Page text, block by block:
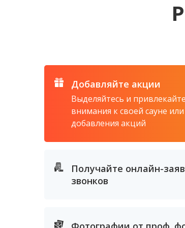
Добавляйте акции
Выделяйтесь и
внимания к своей сауне или
добавления акций
Получайте онлайн-
звонков